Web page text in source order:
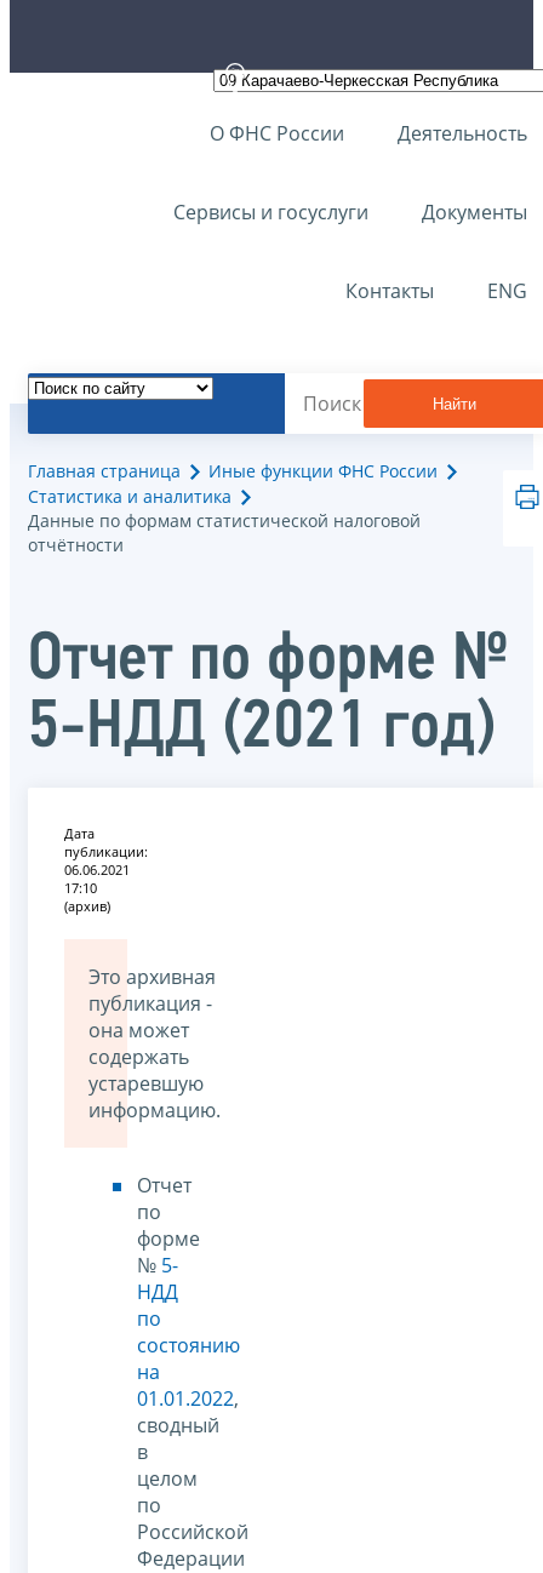
О ФНС России Деятельность
Сервисы и госуслуги Документы
Контакты ENG
Найти
Главная страница
Иные функции ФНС России
Статистика и аналитика
Данные по формам статистической налоговой
отчётности
Отчет по форме №
5-НДД (2021 год)
Дата
публикации:
06.06.2021
17:10
(архив)
Это архивная
публикация -
она может
содержать
устаревшую
информацию.
Отчет
по
форме
№ 5-
НДД
по
состоянию
на
01.01.2022,
сводный
в
целом
по
Российской
Федерации